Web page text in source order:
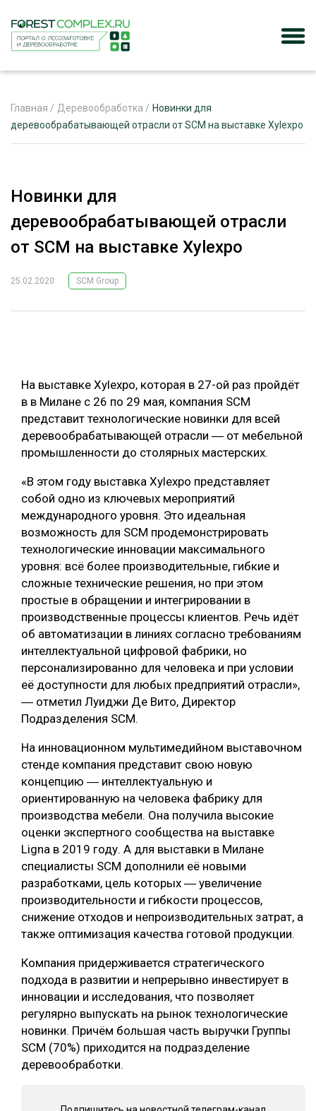
РЕКЛАМОДАТЕЛЯМ
ЛЕСНОЕ ХОЗЯЙСТВО
ЛЕСОЗАГОТОВКА
БИОЭНЕРГЕТИКА
ЛОГИСТИКА
ПРОИЗВОДСТВО ДРЕВЕСНЫХ ПЛИТ
ЦБП
КОМПЛЕКСНАЯ ПЕРЕРАБОТКА
ЛЕСОПИЛЕНИЕ
БЕЗОПАСНОЕ ПРОИЗВОДСТВО
СОРТИРОВКА ДРЕВЕСИНЫ
СУШКА ДРЕВЕСИНЫ
МЕБЕЛЬНОЕ ПРОИЗВОДСТВО
ТЕМАТИЧЕСКИЕ ПРОЕКТЫ
ПОДБОРКИ СТАТЕЙ
ЭКСПЕРТНОЕ МНЕНИЕ
Главная / Деревообработка / Новинки для
деревообрабатывающей отрасли от SCM на выставке Xylexpo
Новинки для
деревообрабатывающей отрасли
от SCM на выставке Xylexpo
25.02.2020 SCM Group
На выставке Xylexpo, которая в 27-ой раз пройдёт
в в Милане с 26 по 29 мая, компания SCM
представит технологические новинки для всей
деревообрабатывающей отрасли ― от мебельной
промышленности до столярных мастерских.
«В этом году выставка Xylexpo представляет
собой одно из ключевых мероприятий
международного уровня. Это идеальная
возможность для SCM продемонстрировать
технологические инновации максимального
уровня: всё более производительные, гибкие и
сложные технические решения, но при этом
простые в обращении и интегрировании в
производственные процессы клиентов. Речь идёт
об автоматизации в линиях согласно требованиям
интеллектуальной цифровой фабрики, но
персонализированно для человека и при условии
её доступности для любых предприятий отрасли»,
― отметил Луиджи Де Вито, Директор
Подразделения SCM.
На инновационном мультимедийном выставочном
стенде компания представит свою новую
концепцию ― интеллектуальную и
ориентированную на человека фабрику для
производства мебели. Она получила высокие
оценки экспертного сообщества на выставке
Ligna в 2019 году. А для выставки в Милане
специалисты SCM дополнили её новыми
разработками, цель которых ― увеличение
производительности и гибкости процессов,
снижение отходов и непроизводительных затрат, а
также оптимизация качества готовой продукции.
Компания придерживается стратегического
подхода в развитии и непрерывно инвестирует в
инновации и исследования, что позволяет
регулярно выпускать на рынок технологические
новинки. Причём большая часть выручки Группы
SCM (70%) приходится на подразделение
деревообработки.